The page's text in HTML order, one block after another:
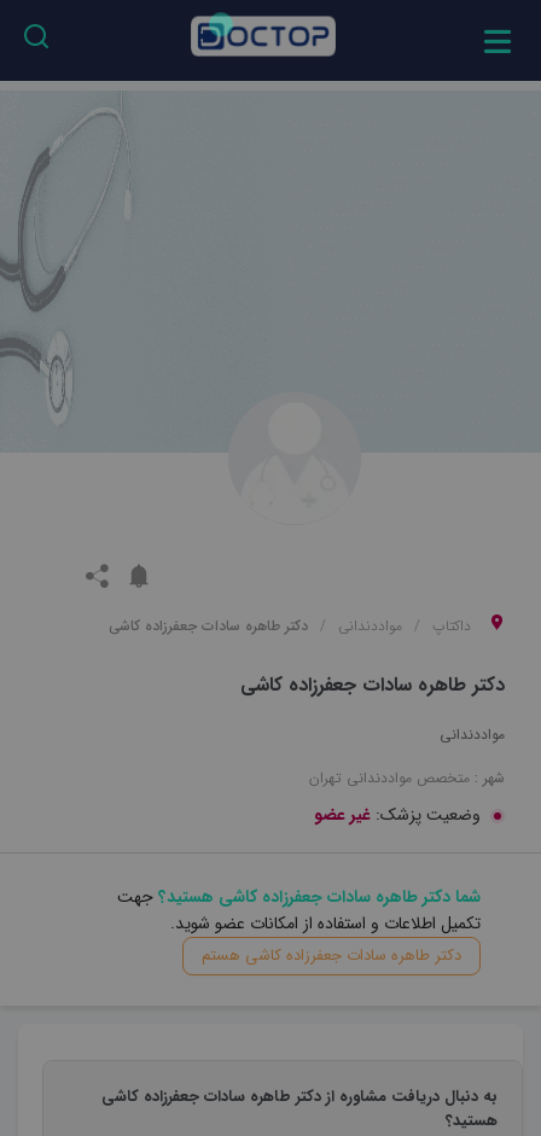
داکتاپ مواددندانی دکتر طاهره سادات جعفرزاده کاشی
دکتر طاهره سادات جعفرزاده کاشی
مواددندانی
شهر : متخصص مواددندانی تهران
وضعیت پزشک: غیر عضو
شما دکتر طاهره سادات جعفرزاده کاشی هستید؟جهت
تکمیل اطلاعات و استفاده از امکانات عضو شوید.
دکتر طاهره سادات جعفرزاده کاشی هستم
به دنبال دریافت مشاوره از دکتر طاهره سادات جعفرزاده کاشی
هستید؟